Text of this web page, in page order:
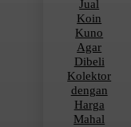
Jual
Koin
Kuno
Agar
Dibeli
Kolektor
dengan
Harga
Mahal